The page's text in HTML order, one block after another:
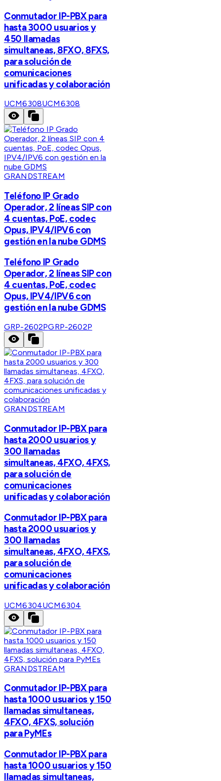
Conmutador IP-PBX para
hasta 3000 usuarios y
450 llamadas
simultaneas, 8FXO, 8FXS,
para solución de
comunicaciones
unificadas y colaboración
UCM6308UCM6308
GRANDSTREAM
Teléfono IP Grado
Operador, 2 líneas SIP con
4 cuentas, PoE, codec
Opus, IPV4/IPV6 con
gestión en la nube GDMS
Teléfono IP Grado
Operador, 2 líneas SIP con
4 cuentas, PoE, codec
Opus, IPV4/IPV6 con
gestión en la nube GDMS
GRP-2602PGRP-2602P
GRANDSTREAM
Conmutador IP-PBX para
hasta 2000 usuarios y
300 llamadas
simultaneas, 4FXO, 4FXS,
para solución de
comunicaciones
unificadas y colaboración
Conmutador IP-PBX para
hasta 2000 usuarios y
300 llamadas
simultaneas, 4FXO, 4FXS,
para solución de
comunicaciones
unificadas y colaboración
UCM6304UCM6304
GRANDSTREAM
Conmutador IP-PBX para
hasta 1000 usuarios y 150
llamadas simultaneas,
4FXO, 4FXS, solución
para PyMEs
Conmutador IP-PBX para
hasta 1000 usuarios y 150
llamadas simultaneas,